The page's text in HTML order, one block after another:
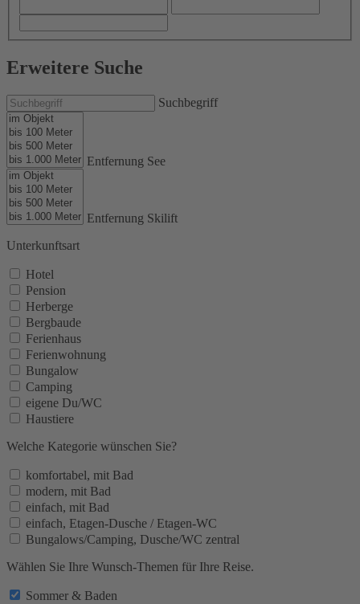
Erweitere Suche
Suchbegriff
Entfernung See
Entfernung Skilift
Unterkunftsart
Hotel
Pension
Herberge
Bergbaude
Ferienhaus
Ferienwohnung
Bungalow
Camping
eigene Du/WC
Haustiere
Welche Kategorie wünschen Sie?
komfortabel, mit Bad
modern, mit Bad
einfach, mit Bad
einfach, Etagen-Dusche / Etagen-WC
Bungalows/Camping, Dusche/WC zentral
Wählen Sie Ihre Wunsch-Themen für Ihre Reise.
Sommer & Baden